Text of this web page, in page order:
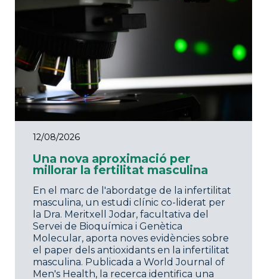
12/08/2026
Una nova aproximació per
millorar la fertilitat masculina
En el marc de l'abordatge de la infertilitat
masculina, un estudi clínic co-liderat per
la Dra. Meritxell Jodar, facultativa del
Servei de Bioquímica i Genètica
Molecular, aporta noves evidències sobre
el paper dels antioxidants en la infertilitat
masculina. Publicada a World Journal of
Men's Health, la recerca identifica una